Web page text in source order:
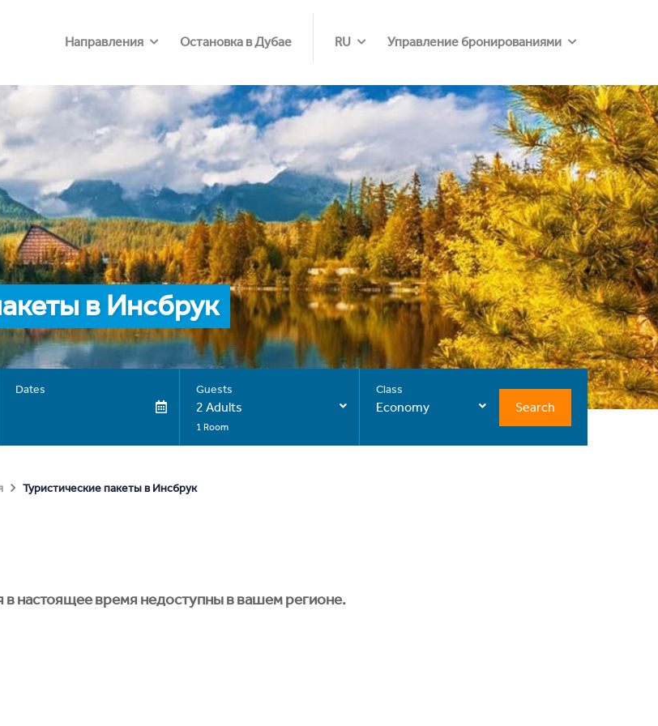
Направления Остановка в Дубае RU Управление бронированиями
в Инсбрук
Dates Guests
2 Adults
1 Room
Class
Economy Search
Туристические пакеты в Инсбрук
настоящее время недоступны в вашем регионе.